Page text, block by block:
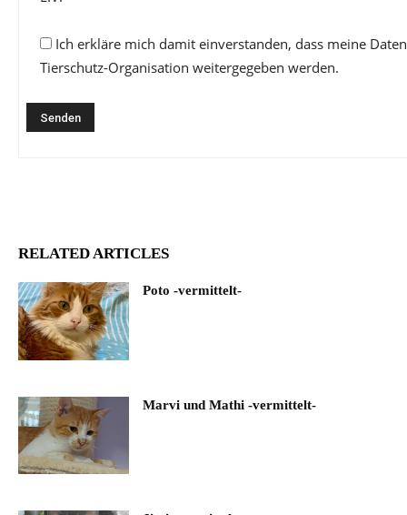
Ich erkläre mich damit einverstanden, dass meine
Tierschutz-Organisation weitergegeben werden.
RELATED ARTICLES
Poto -vermittelt-
Marvi und Mathi -vermittelt-